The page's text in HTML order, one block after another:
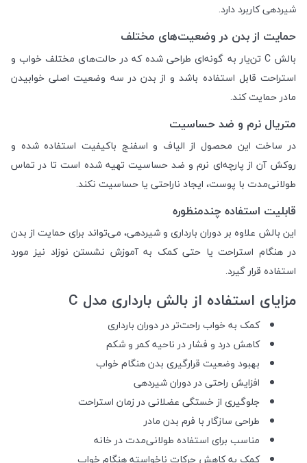
شیردهی کاربرد دارد.
حمایت از بدن در وضعیت‌های مختلف
بالش C تن‌یار به گونه‌ای طراحی شده که در حالت‌های مختلف خواب و
استراحت قابل استفاده باشد و از بدن در سه وضعیت اصلی خوابیدن
مادر حمایت کند.
متریال نرم و ضد حساسیت
در ساخت این محصول از الیاف و اسفنج باکیفیت استفاده شده و
روکش آن از پارچه‌ای نرم و ضد حساسیت تهیه شده است تا در تماس
طولانی‌مدت با پوست، ایجاد ناراحتی یا حساسیت نکند.
قابلیت استفاده چندمنظوره
این بالش علاوه بر دوران بارداری و شیردهی، می‌تواند برای حمایت از بدن
در هنگام استراحت یا حتی کمک به آموزش نشستن نوزاد نیز مورد
استفاده قرار گیرد.
مزایای استفاده از بالش بارداری مدل C
کمک به خواب راحت‌تر در دوران بارداری
کاهش درد و فشار در ناحیه کمر و شکم
بهبود وضعیت قرارگیری بدن هنگام خواب
افزایش راحتی در دوران شیردهی
جلوگیری از خستگی عضلانی در زمان استراحت
طراحی سازگار با فرم بدن مادر
مناسب برای استفاده طولانی‌مدت در خانه
کمک به کاهش حرکات ناخواسته هنگام خواب